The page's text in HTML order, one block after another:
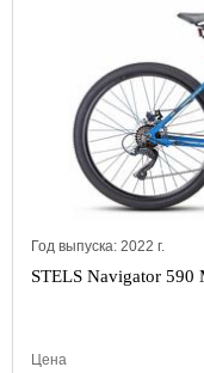
Год выпуска: 2022 г.
STELS Navigator 590
Цена